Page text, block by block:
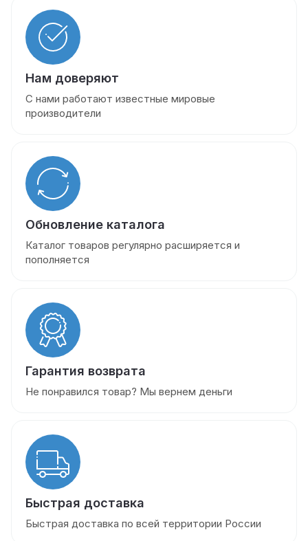
Нам доверяют
С нами работают известные мировые
производители
Обновление каталога
Каталог товаров регулярно расширяется и
пополняется
Гарантия возврата
Не понравился товар? Мы вернем деньги
Быстрая доставка
Быстрая доставка по всей территории России